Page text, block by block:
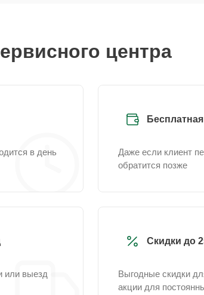
центра
в день
Даже если клиент
обратится позже
или выезд
Скидки до
Выгодные скидки
акции для